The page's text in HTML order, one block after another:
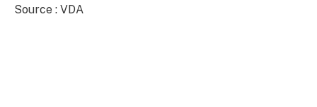
Source : VDA